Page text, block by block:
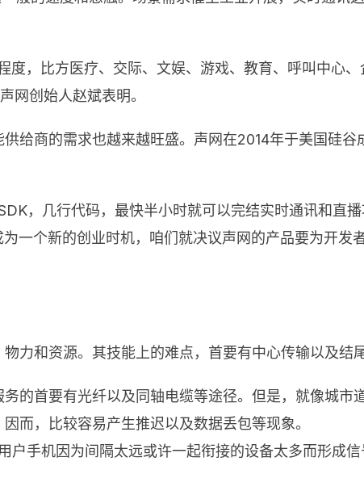
，比方医疗、交际、文娱、游戏、教育、呼叫中心
网创始人赵斌表明。
给商的需求也越来越旺盛。声网在2014年于美国硅谷
，几行代码，最快半小时就可以完结实时通讯和直
一个新的创业时机，咱们就决议声网的产品要为开发
力和资源。其技能上的难点，首要有中心传输以及结
的首要有光纤以及同轴电缆等途径。但是，就像城市
而，比较容易产生推迟以及数据丢包等现象。
手机因为间隔太远或许一起衔接的设备太多而形成